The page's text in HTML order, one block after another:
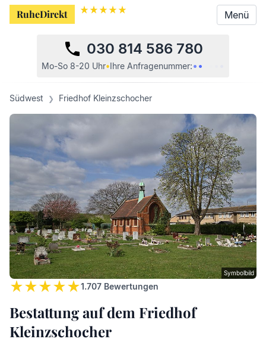
RuheDirekt Menü
030 814 586 780
Mo-So 8-20 Uhr•Ihre Anfragenummer:• •
RuheDirekt Menü
Südwest Friedhof Kleinzschocher
1.707 Bewertungen
Bestattung auf dem Friedhof
Kleinzschocher
Symbolbild